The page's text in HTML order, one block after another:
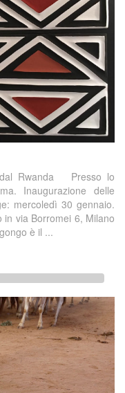
dal Rwanda Presso lo
Inaugurazione delle
mercoledì 30 gennaio.
in via Borromei 6, Milano
è il ...